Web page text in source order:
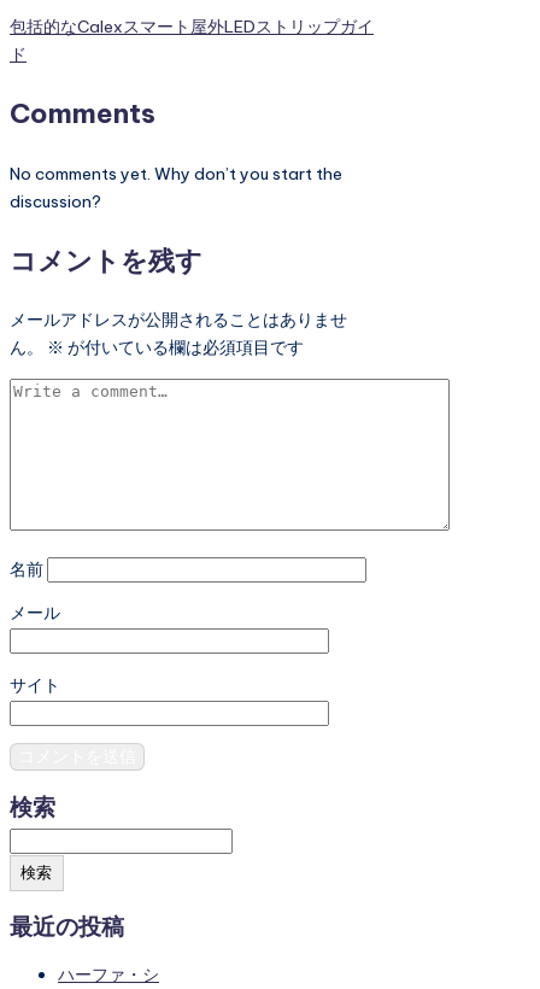
包括的なCalexスマート屋外LEDストリップガイ
ド
Comments
No comments yet. Why don’t you start the
discussion?
コメントを残す
メールアドレスが公開されることはありませ
ん。
※ が付いている欄は必須項目です
名前
メール
サイト
検索
検索
最近の投稿
ハーファ・シ